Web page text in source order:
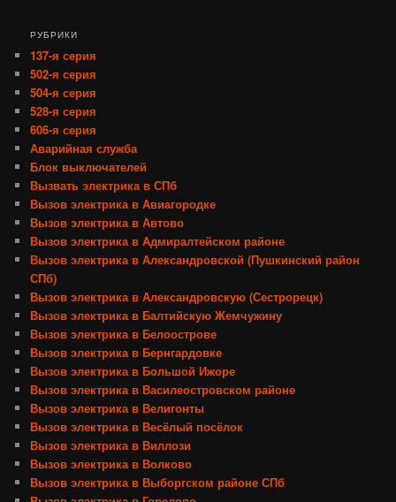
РУБРИКИ
137-я серия
502-я серия
504-я серия
528-я серия
606-я серия
Аварийная служба
Блок выключателей
Вызвать электрика в СПб
Вызов электрика в Авиагородке
Вызов электрика в Автово
Вызов электрика в Адмиралтейском районе
Вызов электрика в Александровской (Пушкинский район
СПб)
Вызов электрика в Александровскую (Сестрорецк)
Вызов электрика в Балтийскую Жемчужину
Вызов электрика в Белоострове
Вызов электрика в Бернгардовке
Вызов электрика в Большой Ижоре
Вызов электрика в Василеостровском районе
Вызов электрика в Велигонты
Вызов электрика в Весёлый посёлок
Вызов электрика в Виллози
Вызов электрика в Волково
Вызов электрика в Выборгском районе СПб